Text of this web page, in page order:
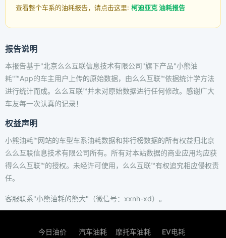
查看整个车系的油耗报告，请点击这里: 柯迪亚克 油耗报告
报告说明
本报告基于"北京么么互联信息技术有限公司"旗下产品"小熊油
耗"™App的车主用户上传的原始数据，由么么互联™依据统计学方法
进行统计而成。么么互联™并未对原始数据进行任何修改。感谢广大
车友每一次认真的记录！
权益声明
小熊油耗™网站的车型车系油耗数据和排行榜数据的所有权益归北京
么么互联信息技术有限公司所有。所有对本站数据的商业应用均应获
得么么互联™的授权。未经许可使用，么么互联™有权追究相应侵权责
任。
客服联系"小熊油耗的熊大"（微信号：xxnh-xd）。
今日油价 汽车油耗 摩托车油耗 EV电耗